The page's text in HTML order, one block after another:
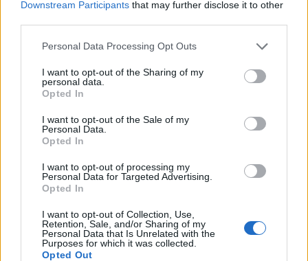
Downstream Participants that may further disclose it to other
Personal Data Processing Opt Outs
I want to opt-out of the Sharing of my
personal data.
Opted In
I want to opt-out of the Sale of my
Personal Data.
Opted In
I want to opt-out of processing my
Personal Data for Targeted Advertising.
Opted In
I want to opt-out of Collection, Use,
Retention, Sale, and/or Sharing of my
Personal Data that Is Unrelated with the
Purposes for which it was collected.
Opted Out
Online : Není nikde online
Počet přátel : 1
Líbí se:0
Oblibené místnosti
Poslední 3 příspěvky na mé zdi
Nemá žádné příspěvky
Zobrazit celou mou zeď